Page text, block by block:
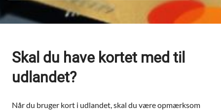
Skal du have kortet med til
udlandet?
Når du bruger kort i udlandet, skal du være opmærksom